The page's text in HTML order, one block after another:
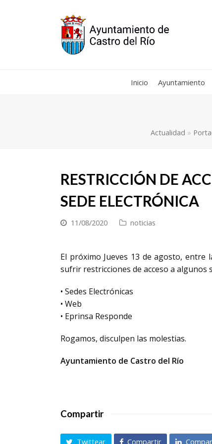
Inicio Ayuntamiento
Actualidad »
RESTRICCIÓN DE
SEDE ELECTRÓNICA
11/08/2020 noticias
El próximo Jueves 13 de agosto, entre
sufrir restricciones de acceso a algunos
• Sedes Electrónicas
• Web
• Eprinsa Responde
Rogamos, disculpen las molestias.
Ayuntamiento de Castro del Río
Compartir
Twittear Compartir